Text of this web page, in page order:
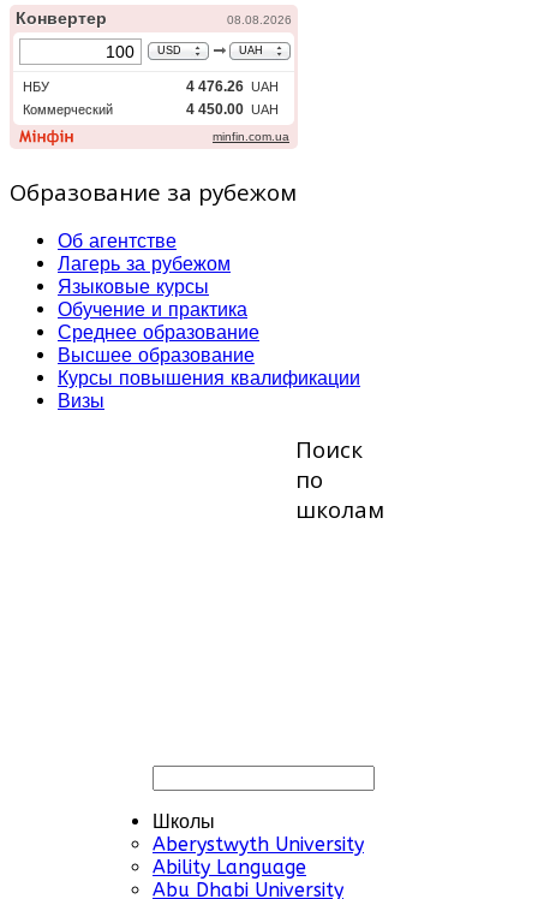
Образование за рубежом
Об агентстве
Лагерь за рубежом
Языковые курсы
Обучение и практика
Среднее образование
Высшее образование
Курсы повышения квалификации
Визы
Поиск
по
школам
Школы
Aberystwyth University
Ability Language
Abu Dhabi University